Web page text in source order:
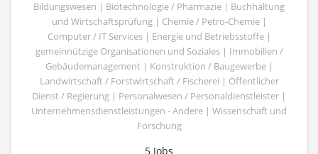
Bildungswesen | Biotechnologie / Pharmazie | Buchhaltung
und Wirtschaftsprüfung | Chemie / Petro-Chemie |
Computer / IT Services | Energie und Betriebsstoffe |
gemeinnützige Organisationen und Soziales | Immobilien /
Gebäudemanagement | Konstruktion / Baugewerbe |
Landwirtschaft / Forstwirtschaft / Fischerei | Öffentlicher
Dienst / Regierung | Personalwesen / Personaldienstleister |
Unternehmensdienstleistungen - Andere | Wissenschaft und
Forschung
5 Jobs